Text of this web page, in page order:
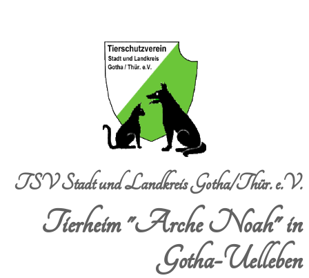
TSV Stadt und Landkreis Gotha/Thür. e.V.
Tierheim "Arche Noah" in
Gotha-Uelleben